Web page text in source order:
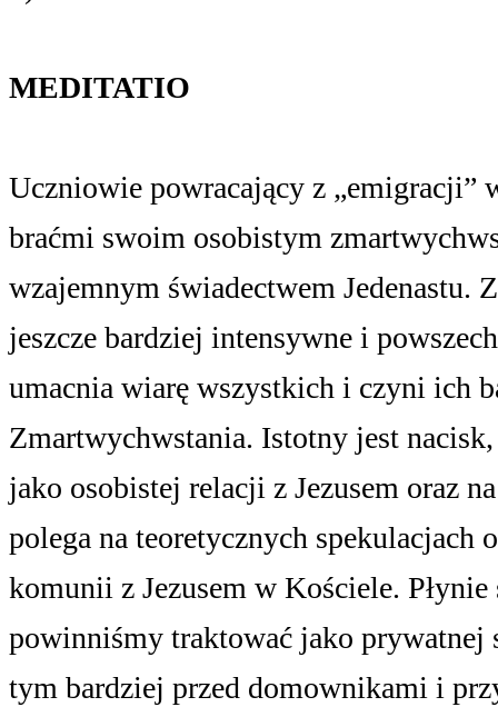
MEDITATIO
Uczniowie powracający z „emigracji”
braćmi swoim osobistym
wzajemnym świadectwem Jedenastu.
jeszcze bardziej intensywne i
umacnia wiarę wszystkich i czyni ich
Zmartwychwstania. Istotny jest
jako osobistej relacji z Jezusem oraz
polega na teoretycznych spekulacjach
komunii z Jezusem w Kościele.
powinniśmy traktować jako prywatnej
tym bardziej przed domownikami i